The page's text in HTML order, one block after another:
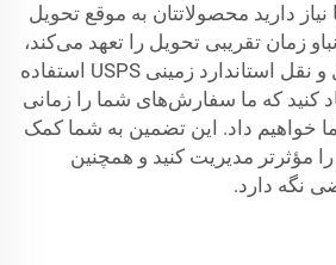
دارید محصولاتتان به موقع تحویل
زمان تقریبی تحویل را تعهد می‌کند،
هنگامی که شما از حمل و نقل استاندارد زمینی USPS استفاده
کنید که ما سفارش‌های شما را زمانی
خواهیم داد. این تضمین به شما کمک
مؤثرتر مدیریت کنید و همچنین
نگه دارد.